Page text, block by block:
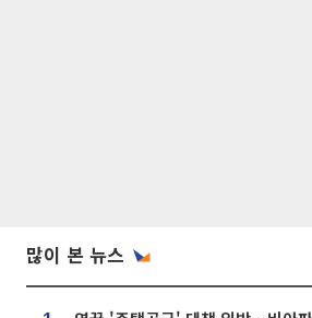
많이 본 뉴스